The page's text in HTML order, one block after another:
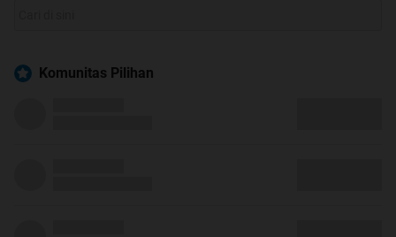
Komunitas Pilihan